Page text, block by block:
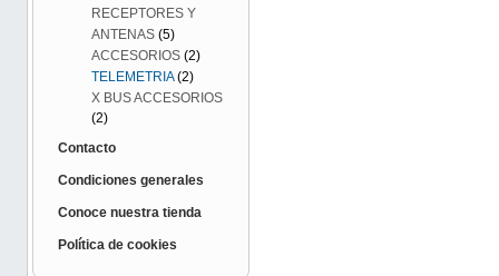
RECEPTORES Y
ANTENAS (5)
ACCESORIOS (2)
TELEMETRIA (2)
X BUS ACCESORIOS
(2)
Contacto
Condiciones generales
Conoce nuestra tienda
Política de cookies